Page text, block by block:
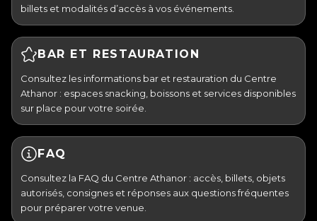
billets et modalités d’accès à vos événements.
BAR ET RESTAURATION
Consultez les informations bar et restauration du Centre
Athanor : espaces snacking, boissons et services disponibles
sur place pour votre soirée.
FAQ
Consultez la FAQ du Centre Athanor : accès, billets, objets
autorisés, consignes et réponses aux questions fréquentes
pour préparer votre venue.